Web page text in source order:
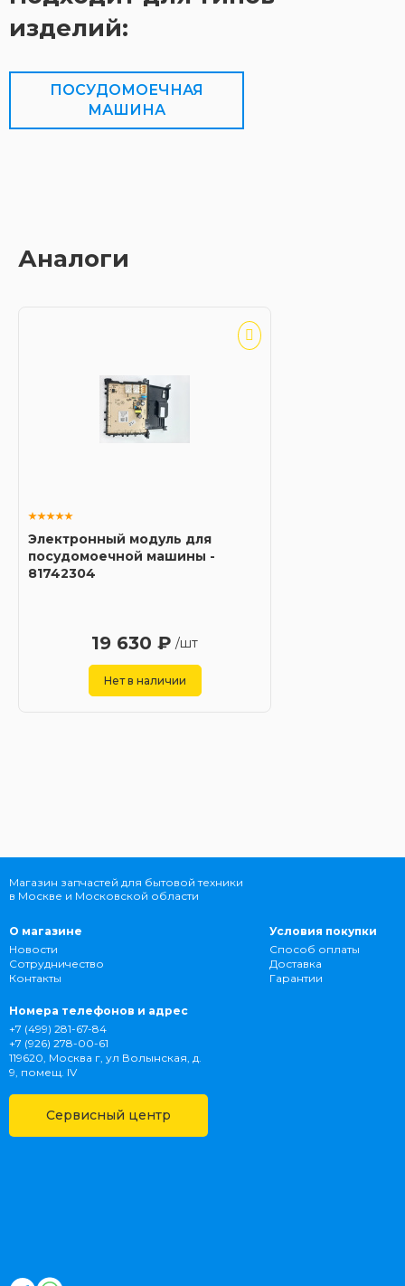
изделий:
ПОСУДОМОЕЧНАЯ
МАШИНА
Аналоги
Электронный модуль для
посудомоечной машины -
81742304
19 630 ₽ /шт
Нет в наличии
Магазин запчастей для бытовой техники
в Москве и Московской области
О магазине
Новости
Сотрудничество
Контакты
Условия покупки
Способ оплаты
Доставка
Гарантии
Номера телефонов и адрес
+7 (499) 281-67-84
+7 (926) 278-00-61
119620, Москва г, ул Волынская, д.
9, помещ. IV
Сервисный центр